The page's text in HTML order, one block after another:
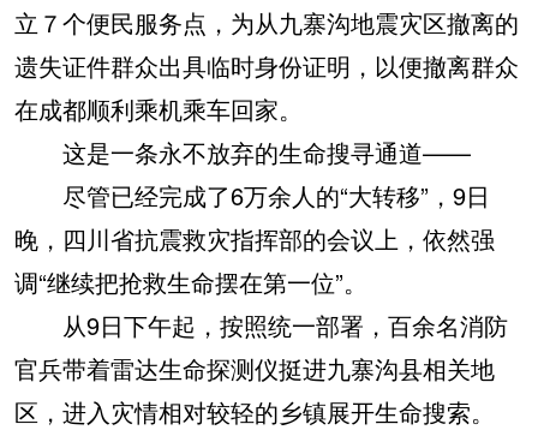
立７个便民服务点，为从九寨沟地震灾区撤离的
遗失证件群众出具临时身份证明，以便撤离群众
在成都顺利乘机乘车回家。
这是一条永不放弃的生命搜寻通道——
尽管已经完成了6万余人的“大转移”，9日
晚，四川省抗震救灾指挥部的会议上，依然强
调“继续把抢救生命摆在第一位”。
从9日下午起，按照统一部署，百余名消防
官兵带着雷达生命探测仪挺进九寨沟县相关地
区，进入灾情相对较轻的乡镇展开生命搜索。